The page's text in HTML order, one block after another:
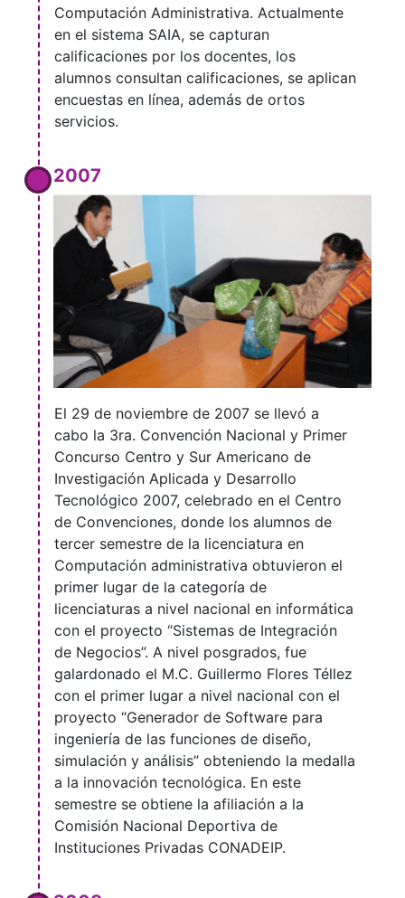
Computación Administrativa. Actualmente
en el sistema SAIA, se capturan
calificaciones por los docentes, los
alumnos consultan calificaciones, se aplican
encuestas en línea, además de ortos
servicios.
2007
El 29 de noviembre de 2007 se llevó a
cabo la 3ra. Convención Nacional y Primer
Concurso Centro y Sur Americano de
Investigación Aplicada y Desarrollo
Tecnológico 2007, celebrado en el Centro
de Convenciones, donde los alumnos de
tercer semestre de la licenciatura en
Computación administrativa obtuvieron el
primer lugar de la categoría de
licenciaturas a nivel nacional en informática
con el proyecto “Sistemas de Integración
de Negocios”. A nivel posgrados, fue
galardonado el M.C. Guillermo Flores Téllez
con el primer lugar a nivel nacional con el
proyecto “Generador de Software para
ingeniería de las funciones de diseño,
simulación y análisis” obteniendo la medalla
a la innovación tecnológica. En este
semestre se obtiene la afiliación a la
Comisión Nacional Deportiva de
Instituciones Privadas CONADEIP.